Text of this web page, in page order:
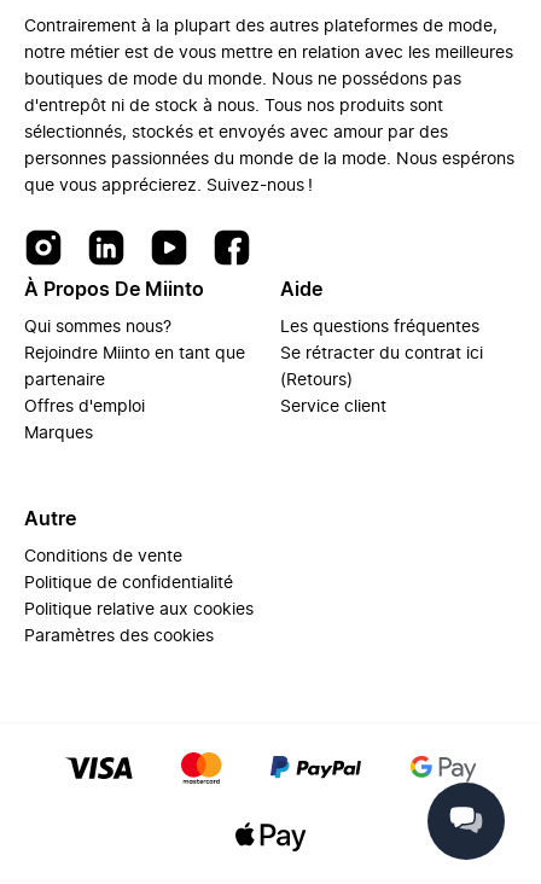
Contrairement à la plupart des autres plateformes de mode,
notre métier est de vous mettre en relation avec les meilleures
boutiques de mode du monde. Nous ne possédons pas
d'entrepôt ni de stock à nous. Tous nos produits sont
sélectionnés, stockés et envoyés avec amour par des
personnes passionnées du monde de la mode. Nous espérons
que vous apprécierez. Suivez-nous !
À Propos De Miinto
Qui sommes nous?
Rejoindre Miinto en tant que
partenaire
Offres d'emploi
Marques
Aide
Les questions fréquentes
Se rétracter du contrat ici
(Retours)
Service client
Autre
Conditions de vente
Politique de confidentialité
Politique relative aux cookies
Paramètres des cookies